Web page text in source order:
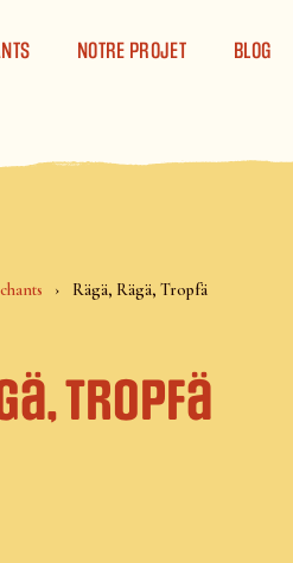
NOTRE PROJET BLOG
Rägä, Rägä, Tropfä
Tropfä